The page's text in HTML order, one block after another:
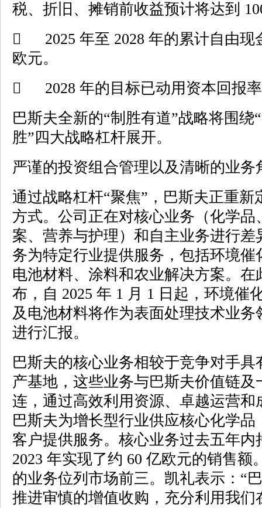
税、折旧、摊销前收益预计将达到

2025 年至 2028 年的累计自由
欧元。

2028 年的目标已动用资本回报
巴斯夫全新的“制胜有道”战略将围绕
胜”四大战略杠杆展开。
严谨的投资组合管理以及清晰的业务
通过战略杠杆“聚焦”，巴斯夫正重
方式。公司正在对核心业务（化学品
案、营养与护理）和自主业务进行
务为特定行业提供服务，包括环境
电池材料、涂料和农业解决方案。
布，自 2025 年 1 月 1 日起，环境催
及电池材料将作为表面处理技术业
进行汇报。
巴斯夫的核心业务相较于竞争对手
产基地，这些业务与巴斯夫价值链
连，通过高效利用资源、卓越运营
巴斯夫为增长型行业供应核心化学品
客户提供服务。核心业务过去五年
2023 年实现了约 60 亿欧元的销售额
的业务位列市场前三。凯礼表示：“
推进审慎的增值收购，充分利用我